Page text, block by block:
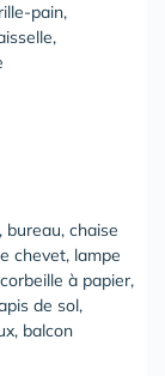
pain,
bureau, chaise
chevet, lampe
à papier,
de sol,
balcon